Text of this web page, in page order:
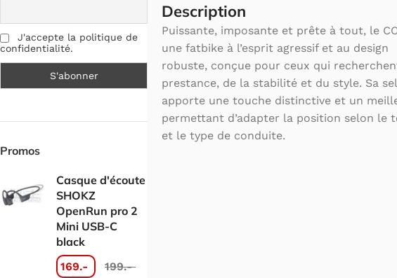
J'accepte la politique de
confidentialité.
Promos
Casque d'écoute
SHOKZ
OpenRun pro 2
Mini USB-C
black
169.- 199.-
Description
Puissante, imposante et prête à tout, le
une fatbike à l’esprit agressif et au design
robuste, conçue pour ceux qui
prestance, de la stabilité et du style. Sa
apporte une touche distinctive et un
permettant d’adapter la position selon le
et le type de conduite.